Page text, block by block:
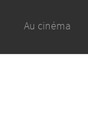
Au cinéma